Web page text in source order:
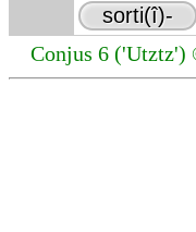
sorti(î)-
Conjus 6 ('Utztz')